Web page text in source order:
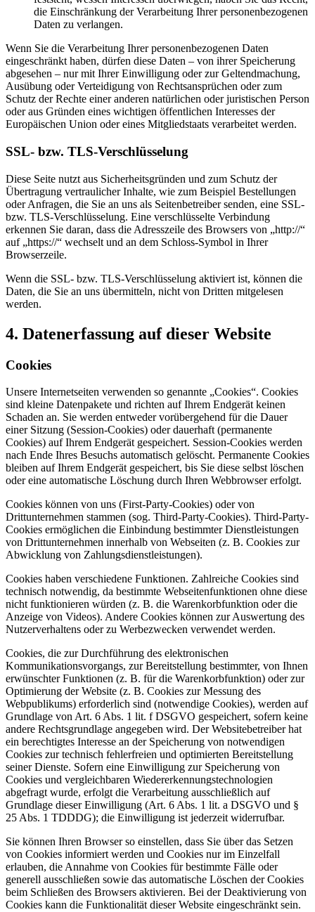
die Einschränkung der Verarbeitung Ihrer personenbezogenen
Daten zu verlangen.
Wenn Sie die Verarbeitung Ihrer personenbezogenen Daten
eingeschränkt haben, dürfen diese Daten – von ihrer Speicherung
abgesehen – nur mit Ihrer Einwilligung oder zur Geltendmachung,
Ausübung oder Verteidigung von Rechtsansprüchen oder zum
Schutz der Rechte einer anderen natürlichen oder juristischen Person
oder aus Gründen eines wichtigen öffentlichen Interesses der
Europäischen Union oder eines Mitgliedstaats verarbeitet werden.
SSL- bzw. TLS-Verschlüsselung
Diese Seite nutzt aus Sicherheitsgründen und zum Schutz der
Übertragung vertraulicher Inhalte, wie zum Beispiel Bestellungen
oder Anfragen, die Sie an uns als Seitenbetreiber senden, eine SSL-
bzw. TLS-Verschlüsselung. Eine verschlüsselte Verbindung
erkennen Sie daran, dass die Adresszeile des Browsers von „http://“
auf „https://“ wechselt und an dem Schloss-Symbol in Ihrer
Browserzeile.
Wenn die SSL- bzw. TLS-Verschlüsselung aktiviert ist, können die
Daten, die Sie an uns übermitteln, nicht von Dritten mitgelesen
werden.
4. Datenerfassung auf dieser Website
Cookies
Unsere Internetseiten verwenden so genannte „Cookies“. Cookies
sind kleine Datenpakete und richten auf Ihrem Endgerät keinen
Schaden an. Sie werden entweder vorübergehend für die Dauer
einer Sitzung (Session-Cookies) oder dauerhaft (permanente
Cookies) auf Ihrem Endgerät gespeichert. Session-Cookies werden
nach Ende Ihres Besuchs automatisch gelöscht. Permanente Cookies
bleiben auf Ihrem Endgerät gespeichert, bis Sie diese selbst löschen
oder eine automatische Löschung durch Ihren Webbrowser erfolgt.
Cookies können von uns (First-Party-Cookies) oder von
Drittunternehmen stammen (sog. Third-Party-Cookies). Third-Party-
Cookies ermöglichen die Einbindung bestimmter Dienstleistungen
von Drittunternehmen innerhalb von Webseiten (z. B. Cookies zur
Abwicklung von Zahlungsdienstleistungen).
Cookies haben verschiedene Funktionen. Zahlreiche Cookies sind
technisch notwendig, da bestimmte Webseitenfunktionen ohne diese
nicht funktionieren würden (z. B. die Warenkorbfunktion oder die
Anzeige von Videos). Andere Cookies können zur Auswertung des
Nutzerverhaltens oder zu Werbezwecken verwendet werden.
Cookies, die zur Durchführung des elektronischen
Kommunikationsvorgangs, zur Bereitstellung bestimmter, von Ihnen
erwünschter Funktionen (z. B. für die Warenkorbfunktion) oder zur
Optimierung der Website (z. B. Cookies zur Messung des
Webpublikums) erforderlich sind (notwendige Cookies), werden auf
Grundlage von Art. 6 Abs. 1 lit. f DSGVO gespeichert, sofern keine
andere Rechtsgrundlage angegeben wird. Der Websitebetreiber hat
ein berechtigtes Interesse an der Speicherung von notwendigen
Cookies zur technisch fehlerfreien und optimierten Bereitstellung
seiner Dienste. Sofern eine Einwilligung zur Speicherung von
Cookies und vergleichbaren Wiedererkennungstechnologien
abgefragt wurde, erfolgt die Verarbeitung ausschließlich auf
Grundlage dieser Einwilligung (Art. 6 Abs. 1 lit. a DSGVO und §
25 Abs. 1 TDDDG); die Einwilligung ist jederzeit widerrufbar.
Sie können Ihren Browser so einstellen, dass Sie über das Setzen
von Cookies informiert werden und Cookies nur im Einzelfall
erlauben, die Annahme von Cookies für bestimmte Fälle oder
generell ausschließen sowie das automatische Löschen der Cookies
beim Schließen des Browsers aktivieren. Bei der Deaktivierung von
Cookies kann die Funktionalität dieser Website eingeschränkt sein.